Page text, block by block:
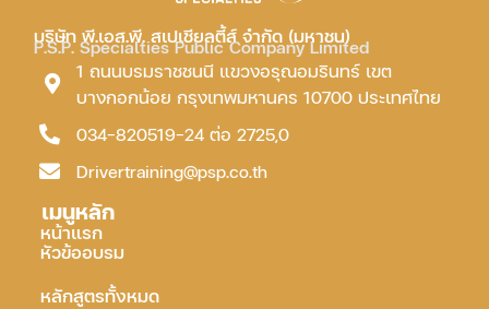
บริษัท พี.เอส.พี. สเปเชียลตี้ส์ จำกัด (มหาชน)
P.S.P. Specialties Public Company Limited
1 ถนนบรมราชชนนี แขวงอรุณอมรินทร์ เขต
บางกอกน้อย กรุงเทพมหานคร 10700 ประเทศไทย
034-820519-24 ต่อ 2725,0
Drivertraining@psp.co.th
เมนูหลัก
หน้าแรก
หัวข้ออบรม
หลักสูตรทั้งหมด